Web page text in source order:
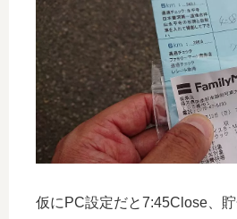
仮にPC設定だと7:45Close、